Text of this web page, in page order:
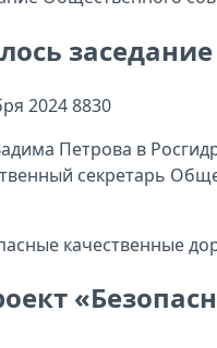
20248830
Петрова в
секретарь